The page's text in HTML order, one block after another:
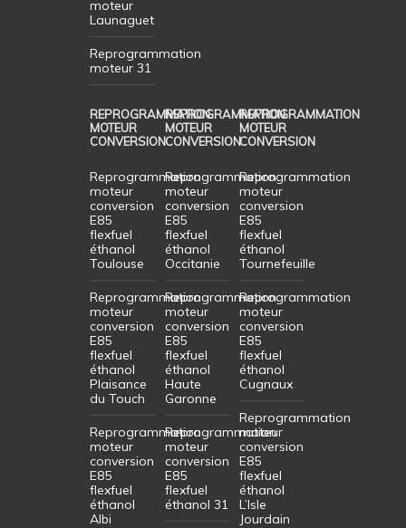
moteur
Launaguet
Reprogrammation
moteur 31
REPROGRAMMATION
MOTEUR
CONVERSION
Reprogrammation
moteur
conversion
E85
flexfuel
éthanol
Toulouse
Reprogrammation
moteur
conversion
E85
flexfuel
éthanol
Plaisance
du Touch
Reprogrammation
moteur
conversion
E85
flexfuel
éthanol
Albi
REPROGRAMMATION
MOTEUR
CONVERSION
Reprogrammation
moteur
conversion
E85
flexfuel
éthanol
Occitanie
Reprogrammation
moteur
conversion
E85
flexfuel
éthanol
Haute
Garonne
Reprogrammation
moteur
conversion
E85
flexfuel
éthanol 31
REPROGRAMMATION
MOTEUR
CONVERSION
Reprogrammation
moteur
conversion
E85
flexfuel
éthanol
Tournefeuille
Reprogrammation
moteur
conversion
E85
flexfuel
éthanol
Cugnaux
Reprogrammation
moteur
conversion
E85
flexfuel
éthanol
L’Isle
Jourdain